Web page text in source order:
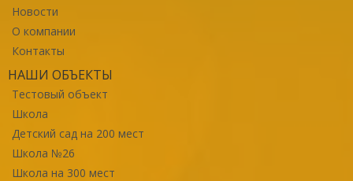
Новости
О компании
Контакты
НАШИ ОБЪЕКТЫ
Тестовый объект
Школа
Детский сад на 200 мест
Школа №26
Школа на 300 мест